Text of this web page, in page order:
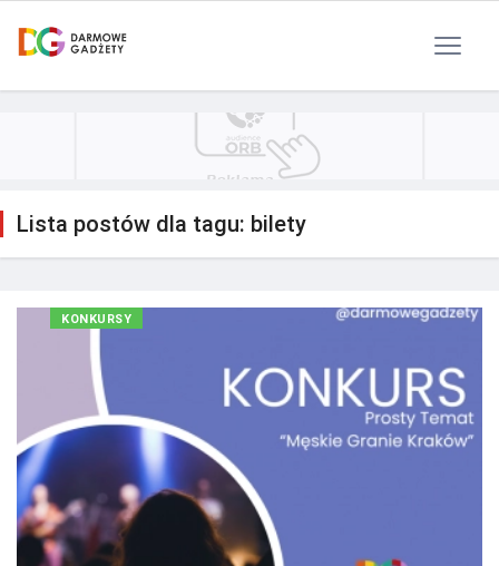
Lista postów dla tagu: bilety
KONKURSY